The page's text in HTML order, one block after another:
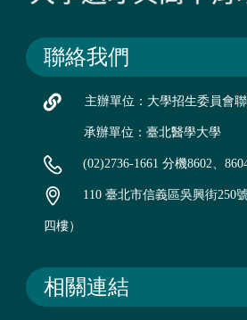
聯絡我們
主辦單位：大學招生委員會
承辦單位：臺北醫學大學
(02)2736-1661 分機8602、
110 臺北市信義區吳興街250
四樓）
相關連結